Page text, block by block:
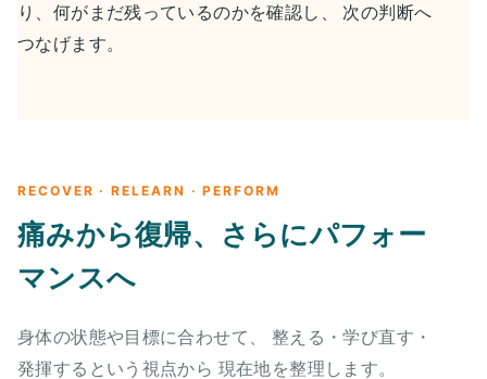
り、何がまだ残っているのかを確認し、 次の判断へ
つなげます。
RECOVER · RELEARN · PERFORM
痛みから復帰、さらにパフォー
マンスへ
身体の状態や目標に合わせて、 整える・学び直す・
発揮するという視点から 現在地を整理します。